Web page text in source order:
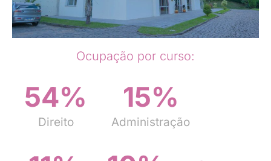
Ocupação por curso:
Direito
54%
Administração
15%